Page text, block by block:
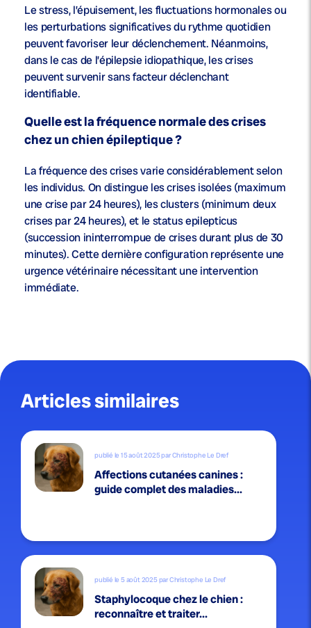
Le stress, l’épuisement, les fluctuations hormonales ou
les perturbations significatives du rythme quotidien
peuvent favoriser leur déclenchement. Néanmoins,
dans le cas de l’épilepsie idiopathique, les crises
peuvent survenir sans facteur déclenchant
identifiable.
Quelle est la fréquence normale des crises
chez un chien épileptique ?
La fréquence des crises varie considérablement selon
les individus. On distingue les crises isolées (maximum
une crise par 24 heures), les clusters (minimum deux
crises par 24 heures), et le status epilepticus
(succession ininterrompue de crises durant plus de 30
minutes). Cette dernière configuration représente une
urgence vétérinaire nécessitant une intervention
immédiate.
Articles similaires
publié le 15 août 2025 par Christophe Le Dref
Affections cutanées canines :
guide complet des maladies...
publié le 5 août 2025 par Christophe Le Dref
Staphylocoque chez le chien :
reconnaître et traiter...